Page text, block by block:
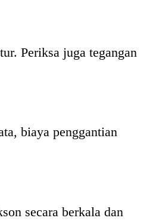
Periksa juga tegangan
biaya penggantian
secara berkala dan